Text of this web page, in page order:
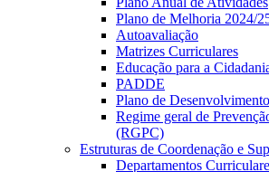
Plano de Melhoria 2024/
Autoavaliação
Matrizes Curriculares
Educação para a
PADDE
Plano de
Regime geral de
(RGPC)
Estruturas de Coordenação e
Departamentos